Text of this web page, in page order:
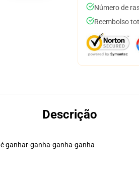
Número de
Reembolso
Descrição
ganhar-ganha-ganha-ganha